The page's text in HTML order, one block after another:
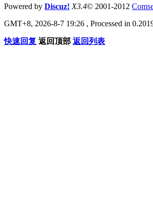
Powered by Discuz! X3.4© 2001-2012
GMT+8, 2026-8-7 19:26 , Processed in
快速回复 返回顶部 返回列表